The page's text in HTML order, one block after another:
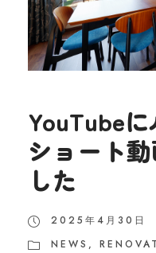
YouTubeに
ショート
した
2025年4月30日
NEWS ,